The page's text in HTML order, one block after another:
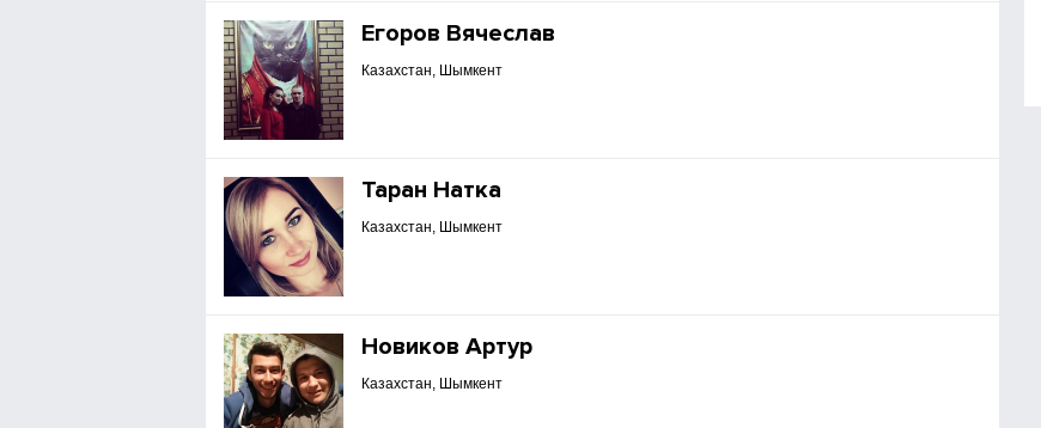
Егоров Вячеслав
Казахстан, Шымкент
Таран Натка
Казахстан, Шымкент
Новиков Артур
Казахстан, Шымкент